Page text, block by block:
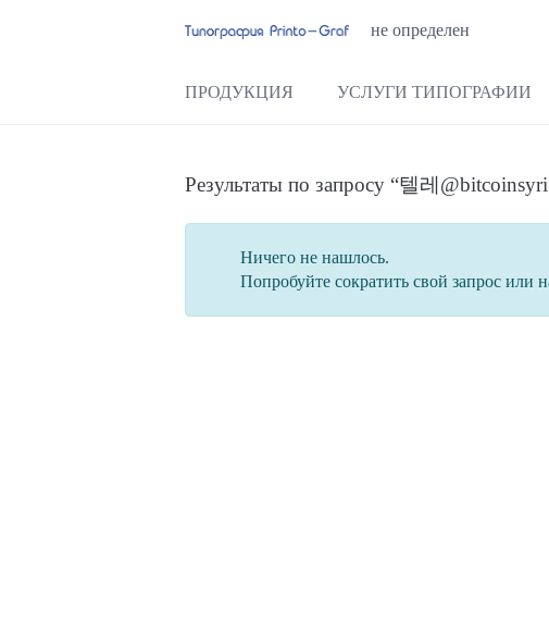
не определен
ПРОДУКЦИЯ УСЛУГИ ТИПОГРАФИИ
Результаты по запросу “텔레
Ничего не нашлось.
Попробуйте сократить свой запрос или